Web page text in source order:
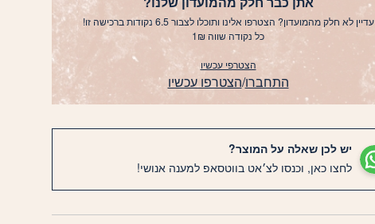
עדיין לא חלק מהמועדון? הצטרפו אלינו ותוכלו לצבור 6.5 נקודות ברכישה זו!
כל נקודה שווה 1₪
הצטרפי עכשיו
התחברו/הצטרפו עכשיו
יש לכן שאלה על המוצר?
לחצו כאן, וכנסו לצ׳אט בווטסאפ למענה אנושי!